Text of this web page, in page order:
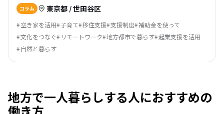
コラム 東京都 / 世田谷区
空き家を活用 子育て 移住支援 支援制度 補助金を使って
文化をつなぐ
リモートワーク 地方都市で暮らす 起業支援を活用
自然と暮らす
地方で一人暮らしする人におすすめの